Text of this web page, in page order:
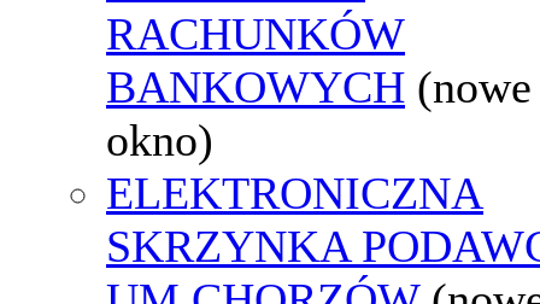
RACHUNKÓW
BANKOWYCH (nowe
okno)
ELEKTRONICZNA
SKRZYNKA